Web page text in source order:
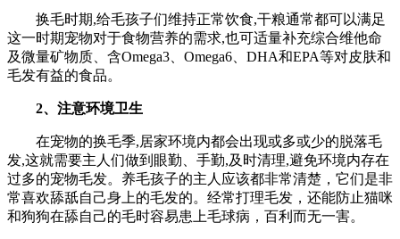
换毛时期,给毛孩子们维持正常饮食,干粮通常都可以满足
这一时期宠物对于食物营养的需求,也可适量补充综合维他命
及微量矿物质、含Omega3、Omega6、DHA和EPA等对皮肤和
毛发有益的食品。
2、注意环境卫生
在宠物的换毛季,居家环境内都会出现或多或少的脱落毛
发,这就需要主人们做到眼勤、手勤,及时清理,避免环境内存在
过多的宠物毛发。养毛孩子的主人应该都非常清楚，它们是非
常喜欢舔舐自己身上的毛发的。经常打理毛发，还能防止猫咪
和狗狗在舔自己的毛时容易患上毛球病，百利而无一害。